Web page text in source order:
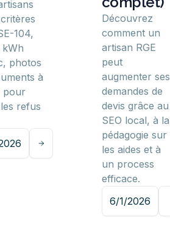
104,
photos
à
pour
refus
Découvrez
comment un
artisan RGE
peut
augmenter ses
demandes de
devis grâce au
SEO local, à la
pédagogie sur
les aides et à
un process
efficace.
6/1/2026